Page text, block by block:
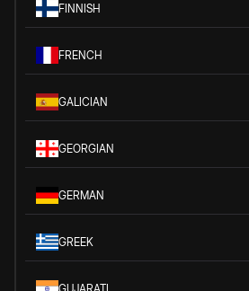
FINNISH
FRENCH
GALICIAN
GEORGIAN
GERMAN
GREEK